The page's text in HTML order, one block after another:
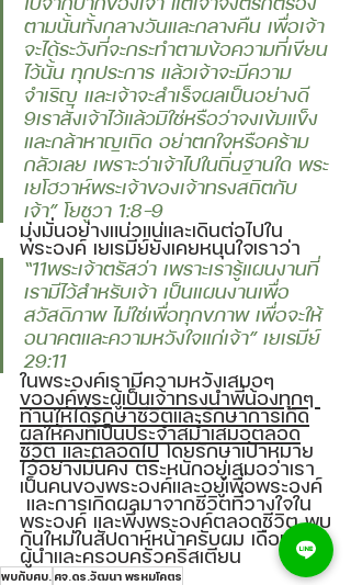
ตามนั้นทั้งกลางวันและกลางคืน เพื่อเจ้า
จะได้ระวังที่จะกระทำตามข้อความที่เขียน
ไว้นั้น ทุกประการ แล้วเจ้าจะมีความ
จำเริญ และเจ้าจะสำเร็จผลเป็นอย่างดี
9เราสั่งเจ้าไว้แล้วมิใช่หรือว่าจงเข้มแข็ง
และกล้าหาญเถิด อย่าตกใจหรือคร้าม
กลัวเลย เพราะว่าเจ้าไปในถิ่นฐานใด พระ
เยโฮวาห์พระเจ้าของเจ้าทรงสถิตกับ
เจ้า” โยชูวา 1:8-9
มุ่งมั่นอย่างแน่วแน่และเดินต่อไปใน
พระองค์ เยเรมีย์ยังเคยหนุนใจเราว่า
“11พระเจ้าตรัสว่า เพราะเรารู้แผนงานที่
เรามีไว้สำหรับเจ้า เป็นแผนงานเพื่อ
สวัสดิภาพ ไม่ใช่เพื่อทุกขภาพ เพื่อจะให้
อนาคตและความหวังใจแก่เจ้า” เยเรมีย์
29:11
ในพระองค์เรามีความหวังเสมอๆ
ขอองค์พระผู้เป็นเจ้าทรงนำพี่น้องทุกๆ
ท่านให้ได้รักษาชีวิตและรักษาการเกิด
ผลให้คงที่เป็นประจำสม่ำเสมอตลอด
ชีวิต และตลอดไป โดยรักษาเป้าหมาย
ไว้อย่างมั่นคง ตระหนักอยู่เสมอว่าเรา
เป็นคนของพระองค์และอยู่เพื่อพระองค์
และการเกิดผลมาจากชีวิตที่วางใจใน
พระองค์ และพึ่งพระองค์ตลอดชีวิต พบ
กันใหม่ในสัปดาห์หน้าครับผม เดือนแห่ง
ผู้นำและครอบครัวคริสเตียน
พบกับศบ. ศจ.ดร.วัฒนา พรหมโคตร